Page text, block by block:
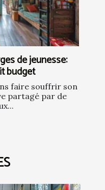
de jeunesse:
budget
faire souffrir son
partagé par de